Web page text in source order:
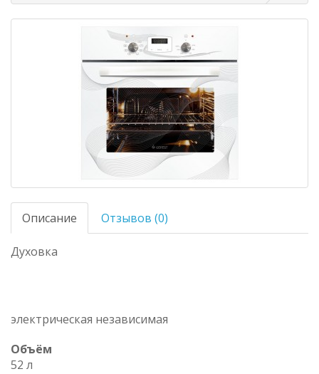
Описание Отзывов (0)
Духовка
электрическая независимая
Объём
52 л